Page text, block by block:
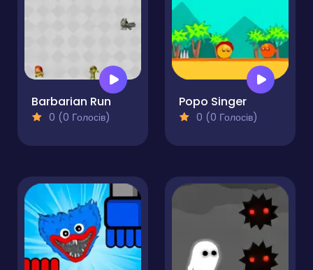
Barbarian Run
0 (0 Голосів)
Popo Singer
0 (0 Голосів)